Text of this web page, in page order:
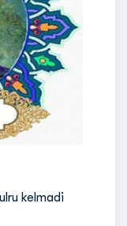
kelmadi